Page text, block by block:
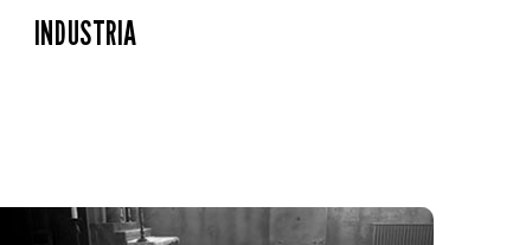
INDUSTRIA